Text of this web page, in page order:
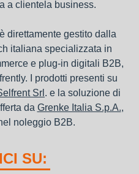
a clientela business.
direttamente gestito dalla
italiana specializzata in
e plug-in digitali B2B,
I prodotti presenti su
Srl . e la soluzione di
da Grenke Italia S.p.A.,
noleggio B2B.
SU: